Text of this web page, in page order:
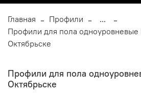
Главная Профили
...
Профили для пола одноуровневые
Октябрьске
Профили для пола
Октябрьске